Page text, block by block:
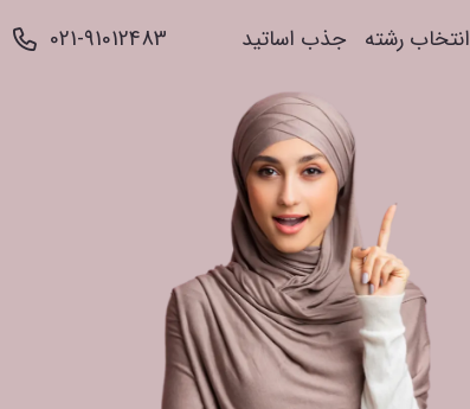
انتخاب رشته جذب اساتید 021-91012483